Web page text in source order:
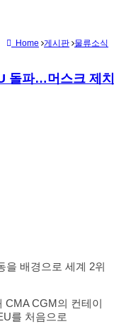
Home 게시판 물류소식
돌파…머스크 제치
을 배경으로 세계 2위
CGM의 컨테이
를 처음으로